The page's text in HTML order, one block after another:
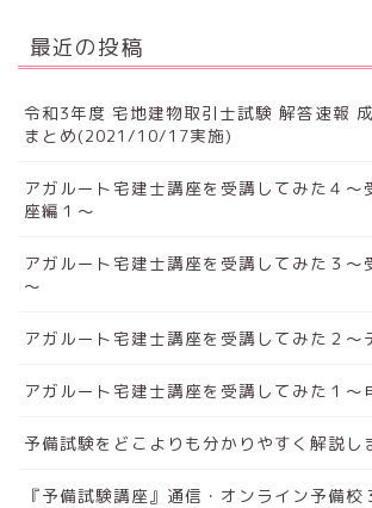
最近の投稿
令和3年度 宅地建物取引士試験 解答速報
まとめ(2021/10/17実施)
アガルート宅建士講座を受講してみた４
座編１～
アガルート宅建士講座を受講してみた３～
～
アガルート宅建士講座を受講してみた２～
アガルート宅建士講座を受講してみた１～
予備試験をどこよりも分かりやすく解説し
『予備試験講座』通信・オンライン予備校